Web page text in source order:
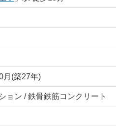
月(築27年)
ョン / 鉄骨鉄筋コンクリート